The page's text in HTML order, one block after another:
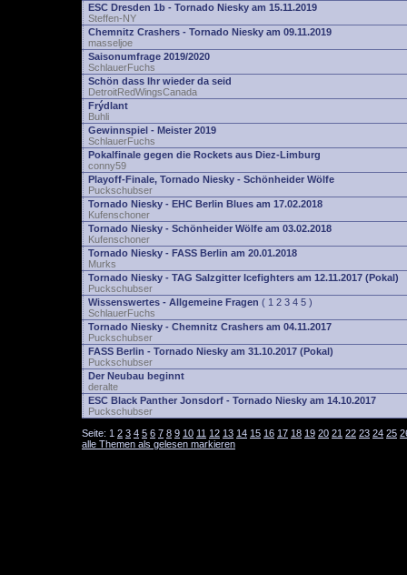
ESC Dresden 1b - Tornado Niesky am 15.11.2019
Steffen-NY
Chemnitz Crashers - Tornado Niesky am 09.11.2019
masseljoe
Saisonumfrage 2019/2020
SchlauerFuchs
Schön dass Ihr wieder da seid
DetroitRedWingsCanada
Frýdlant
Buhli
Gewinnspiel - Meister 2019
SchlauerFuchs
Pokalfinale gegen die Rockets aus Diez-Limburg
conny59
Playoff-Finale, Tornado Niesky - Schönheider Wölfe
Puckschubser
Tornado Niesky - EHC Berlin Blues am 17.02.2018
Kufenschoner
Tornado Niesky - Schönheider Wölfe am 03.02.2018
Kufenschoner
Tornado Niesky - FASS Berlin am 20.01.2018
Murks
Tornado Niesky - TAG Salzgitter Icefighters am 12.11.2017 (Pokal)
Puckschubser
Wissenswertes - Allgemeine Fragen ( 1 2 3 4 5 )
SchlauerFuchs
Tornado Niesky - Chemnitz Crashers am 04.11.2017
Puckschubser
FASS Berlin - Tornado Niesky am 31.10.2017 (Pokal)
Puckschubser
Der Neubau beginnt
deralte
ESC Black Panther Jonsdorf - Tornado Niesky am 14.10.2017
Puckschubser
Seite: 1 2 3 4 5 6 7 8 9 10 11 12 13 14 15 16 17 18 19 20 21 22 23 24 25
alle Themen als gelesen markieren